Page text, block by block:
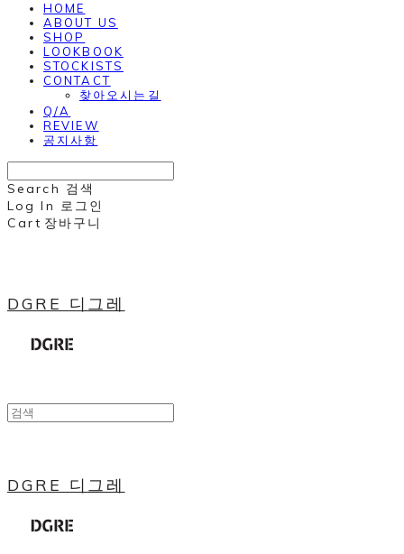
HOME
ABOUT US
SHOP
LOOKBOOK
STOCKISTS
CONTACT
찾아오시는길
Q/A
REVIEW
공지사항
Search 검색
Log In 로그인
Cart 장바구니
DGRE 디그레
DGRE 디그레